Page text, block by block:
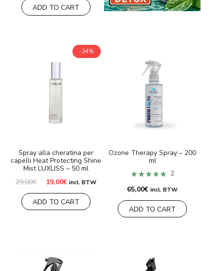
ADD TO CART
-34%
Spray alla cheratina per
capelli Heat Protecting Shine
Mist LUXLISS – 50 ml
29,00€ Il
originale
era:
29,00€.
19,00€Il
attuale
è:
19,00€.
incl. BTW
ADD TO CART
Ozone Therapy Spray – 200
ml
★★★★★ 2
65,00€ incl. BTW
ADD TO CART